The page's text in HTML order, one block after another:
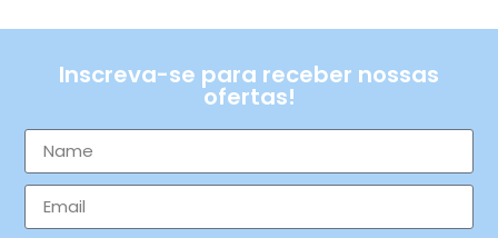
Inscreva-se para receber nossas
ofertas!